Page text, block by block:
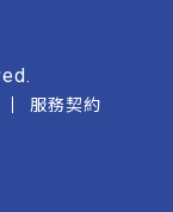
服務契約